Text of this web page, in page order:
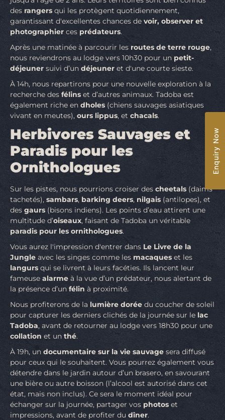
Enquiry Now
des rangers qui les protègent quotidiennement,
garantissant d'excellentes chances de voir, observer et
photographier ces prédateurs.
Après une matinée à parcourir les routes de terre rouge,
nous reviendrons au lodge vers 10h30 pour un petit-
déjeuner suivi d’un déjeuner et d'une courte sieste.
À 14h, nous repartirons pour une nouvelle exploration à la
recherche des félins et d’autres animaux. Tadoba est
également riche en dholes (chiens sauvages asiatiques
vivant en meutes), ours lippus, et chacals.
Herbivores Sauvages et
Paradis pour les
Ornithologues
Sur les pistes, nous pourrions croiser des cheetals (daims
tachetés), sambars, barking deers, nilgais (antilopes), et
des gaurs (bisons indiens). Les points d’eau attirent une
multitude d’oiseaux, faisant de Tadoba un véritable
paradis pour les ornithologues.
Vous aurez l'impression d'entrer dans Le Livre de la
Jungle avec les singes comme lesmacaques et les
langurs qui se livrent à leurs facéties. Ils lancent leur
fameuse alarme à la vue d’un prédateur, nous alertant de
la présence d’un félin à proximité.
Nous profiterons de la lumière dorée du coucher de soleil
pour capturer les derniers clichés de la journée sur le lac
Tadoba, avant de retourner au lodge vers 18h30 pour une
collation et un thé.
À 19h, un documentaire sur la vie sauvage sera diffusé
pour ceux qui le souhaitent. Vous pourrez également vous
détendre dans le jardin autour d’un brasero, en savourant
une bière ou autre boisson (l’alcool est autorisé dans cet
état, mais non inclus). Ce sera le moment idéal pour
échanger sur la journée, partager vos photos et
impressions, avant de profiter du dîner.